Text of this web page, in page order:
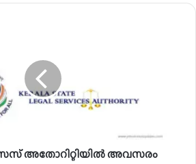
അതോറിറ്റിയിൽ അവസരം